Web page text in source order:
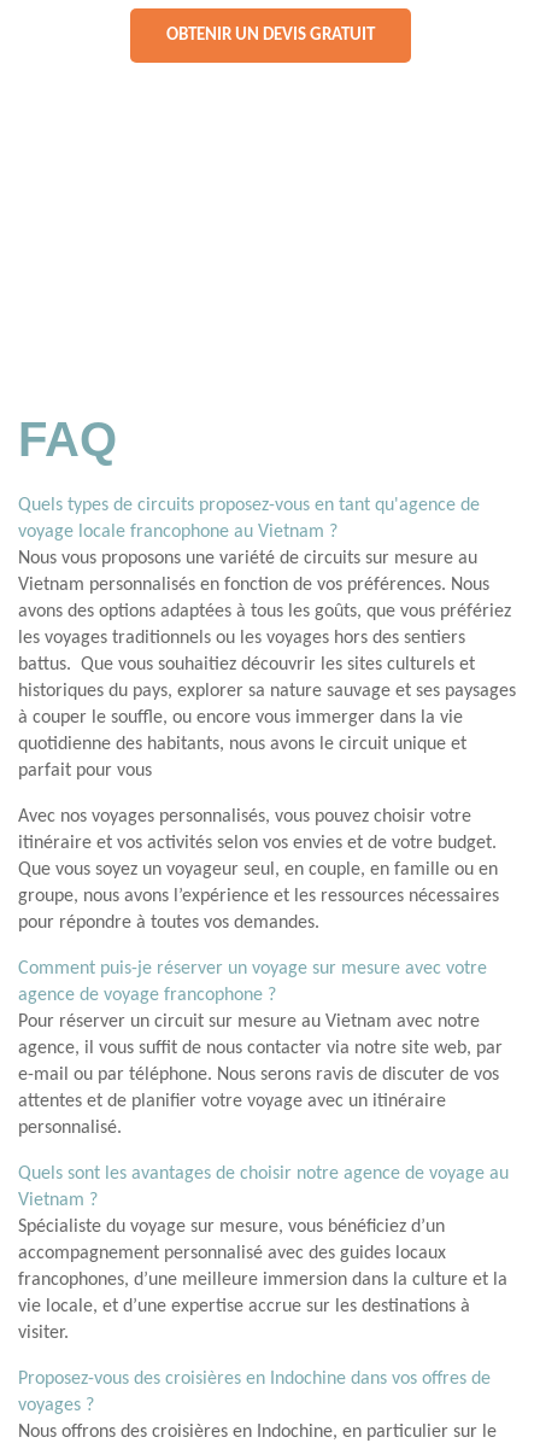
OBTENIR UN DEVIS GRATUIT
FAQ
Quels types de circuits proposez-vous en tant qu'agence de
voyage locale francophone au Vietnam ?
Nous vous proposons une variété de circuits sur mesure au
Vietnam personnalisés en fonction de vos préférences. Nous
avons des options adaptées à tous les goûts, que vous préfériez
les voyages traditionnels ou les voyages hors des sentiers
battus. Que vous souhaitiez découvrir les sites culturels et
historiques du pays, explorer sa nature sauvage et ses paysages
à couper le souffle, ou encore vous immerger dans la vie
quotidienne des habitants, nous avons le circuit unique et
parfait pour vous
Avec nos voyages personnalisés, vous pouvez choisir votre
itinéraire et vos activités selon vos envies et de votre budget.
Que vous soyez un voyageur seul, en couple, en famille ou en
groupe, nous avons l’expérience et les ressources nécessaires
pour répondre à toutes vos demandes.
Comment puis-je réserver un voyage sur mesure avec votre
agence de voyage francophone ?
Pour réserver un circuit sur mesure au Vietnam avec notre
agence, il vous suffit de nous contacter via notre site web, par
e-mail ou par téléphone. Nous serons ravis de discuter de vos
attentes et de planifier votre voyage avec un itinéraire
personnalisé.
Quels sont les avantages de choisir notre agence de voyage au
Vietnam ?
Spécialiste du voyage sur mesure, vous bénéficiez d’un
accompagnement personnalisé avec des guides locaux
francophones, d’une meilleure immersion dans la culture et la
vie locale, et d’une expertise accrue sur les destinations à
visiter.
Proposez-vous des croisières en Indochine dans vos offres de
voyages ?
Nous offrons des croisières en Indochine, en particulier sur le